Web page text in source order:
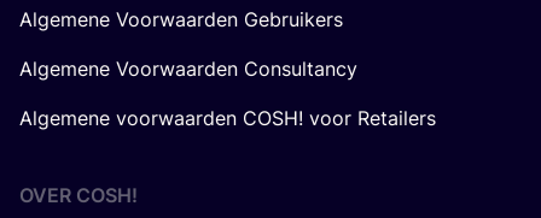
Algemene Voorwaarden Gebruikers
Algemene Voorwaarden Consultancy
Algemene voorwaarden COSH! voor Retailers
OVER COSH!